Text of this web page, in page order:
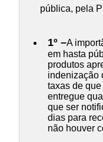
pública, pela
1º –A
em hasta
produtos
indenização
taxas de
entregue
que ser
dias para
não houver